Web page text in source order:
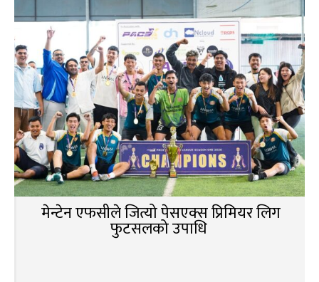
मेन्टेन एफसीले जित्यो पेसएक्स प्रिमियर लिग
फुटसलको उपाधि